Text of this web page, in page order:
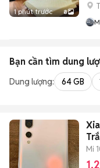
1 phút trước 8
Bạn cần tìm dung
Dung lượng: 64 GB
Mi